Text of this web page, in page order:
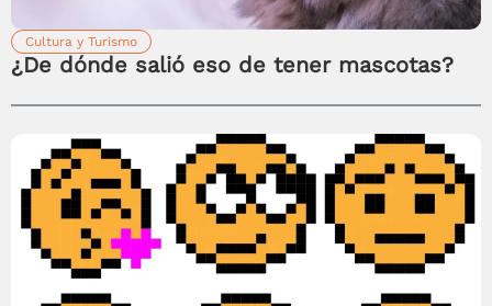
Cultura y Turismo
¿De dónde salió eso de tener mascotas?